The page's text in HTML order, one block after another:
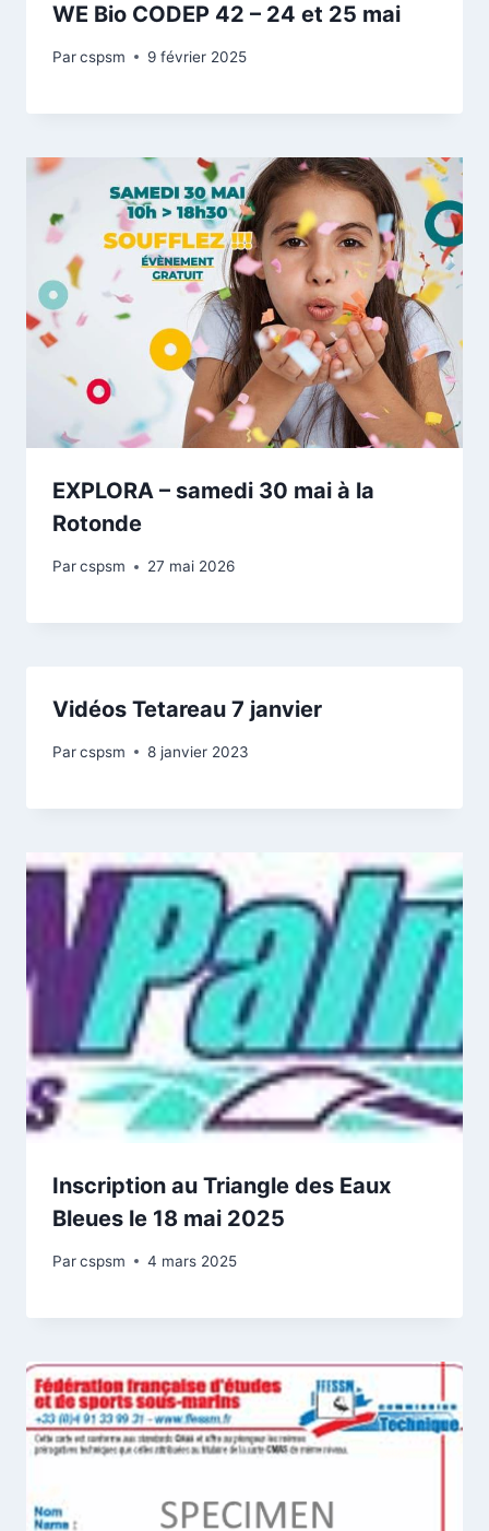
WE Bio CODEP 42 – 24 et 25 mai
Parcspsm 9 février 2025
EXPLORA – samedi 30 mai à la
Rotonde
Parcspsm 27 mai 2026
Vidéos Tetareau 7 janvier
Parcspsm 8 janvier 2023
Inscription au Triangle des Eaux
Bleues le 18 mai 2025
Parcspsm 4 mars 2025